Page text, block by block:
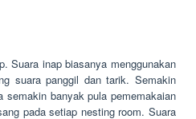
Suara inap biasanya menggunakan
suara panggil dan tarik. Semakin
semakin banyak pula pememakaian
pada setiap nesting room. Suara